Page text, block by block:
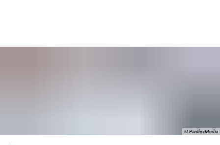
© PantherMedia